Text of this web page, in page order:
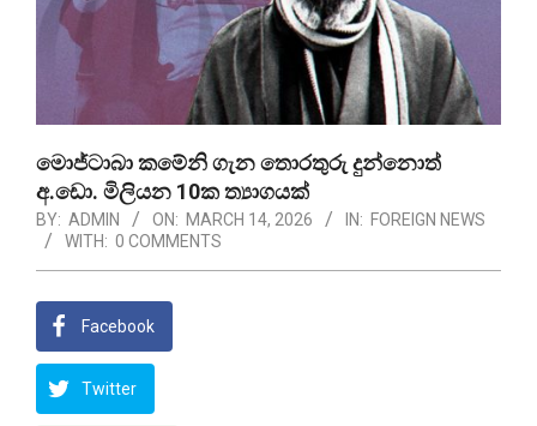
මොජ්ටාබා කමේනි ගැන තොරතුරු දුන්නොත්
අ.ඩො. මිලියන 10ක ත්‍යාගයක්
BY: ADMIN ON: MARCH 14, 2026 IN: FOREIGN NEWS
WITH: 0 COMMENTS
Facebook
Twitter